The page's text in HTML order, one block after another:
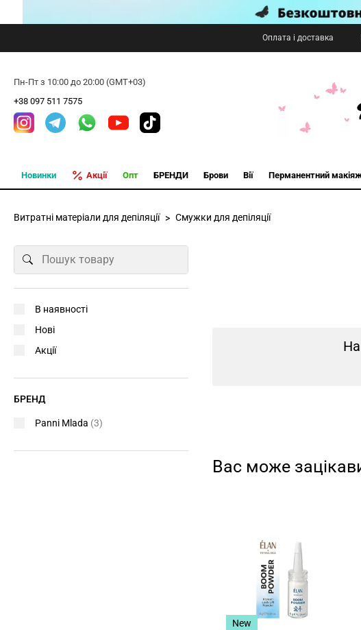
Оплата і доставка
Пн-Пт з 10:00 до 20:00 (GMT+03)
+38 097 511 7575
Новинки Акції Опт БРЕНДИ Брови Вії Перманентний
Витратні матеріали для депіляції Смужки для депіляції
Вас може
New
В наявності
Нові
Акції
БРЕНД
Panni Mlada (3)